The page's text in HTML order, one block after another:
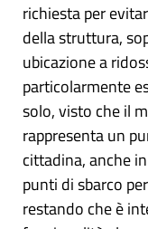
richiesta per
della struttura,
ubicazione a
particolarmente
solo, visto che il
rappresenta un
cittadina, anche
punti di sbarco
restando che è